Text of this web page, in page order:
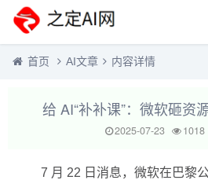
首页 AI文章 内容详情
给 AI“补补课”：微软砸资
2025-07-23 1018
7 月 22 日消息，微软在巴黎公